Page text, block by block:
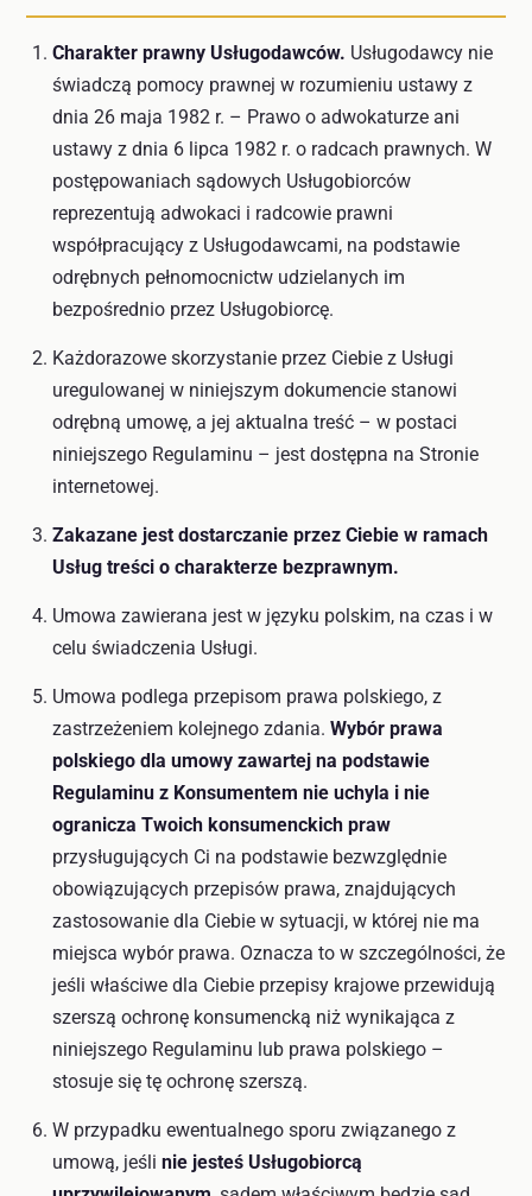
Charakter prawny Usługodawców. Usługodawcy nie
świadczą pomocy prawnej w rozumieniu ustawy z
dnia 26 maja 1982 r. – Prawo o adwokaturze ani
ustawy z dnia 6 lipca 1982 r. o radcach prawnych. W
postępowaniach sądowych Usługobiorców
reprezentują adwokaci i radcowie prawni
współpracujący z Usługodawcami, na podstawie
odrębnych pełnomocnictw udzielanych im
bezpośrednio przez Usługobiorcę.
Każdorazowe skorzystanie przez Ciebie z Usługi
uregulowanej w niniejszym dokumencie stanowi
odrębną umowę, a jej aktualna treść – w postaci
niniejszego Regulaminu – jest dostępna na Stronie
internetowej.
Zakazane jest dostarczanie przez Ciebie w ramach
Usług treści o charakterze bezprawnym.
Umowa zawierana jest w języku polskim, na czas i w
celu świadczenia Usługi.
Umowa podlega przepisom prawa polskiego, z
zastrzeżeniem kolejnego zdania. Wybór prawa
polskiego dla umowy zawartej na podstawie
Regulaminu z Konsumentem nie uchyla i nie
ogranicza Twoich konsumenckich praw
przysługujących Ci na podstawie bezwzględnie
obowiązujących przepisów prawa, znajdujących
zastosowanie dla Ciebie w sytuacji, w której nie ma
miejsca wybór prawa. Oznacza to w szczególności, że
jeśli właściwe dla Ciebie przepisy krajowe przewidują
szerszą ochronę konsumencką niż wynikająca z
niniejszego Regulaminu lub prawa polskiego –
stosuje się tę ochronę szerszą.
W przypadku ewentualnego sporu związanego z
umową, jeśli nie jesteś Usługobiorcą